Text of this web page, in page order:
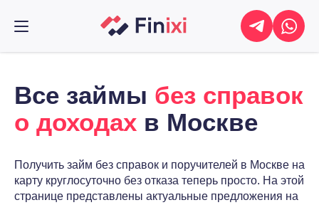
Все займы без справок
о доходах в Москве
Получить займ без справок и поручителей в Москве на
карту круглосуточно без отказа теперь просто. На этой
странице представлены актуальные предложения на